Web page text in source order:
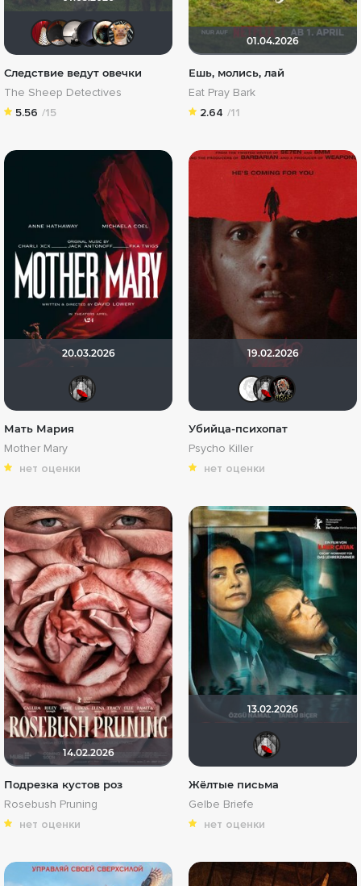
LauraPvaldizasРижанка
pavelsmoke
Haotik
DumbMoron
Следствие ведут овечки
The Sheep Detectives
5.56 /15
01.04.2026
Ешь, молись, лай
Eat Pray Bark
2.64 /11
20.03.2026
Мать Мария
Mother Mary
нет оценки
19.02.2026
Убийца-психопат
Psycho Killer
нет оценки
14.02.2026
Подрезка кустов роз
Rosebush Pruning
нет оценки
13.02.2026
Жёлтые письма
Gelbe Briefe
нет оценки